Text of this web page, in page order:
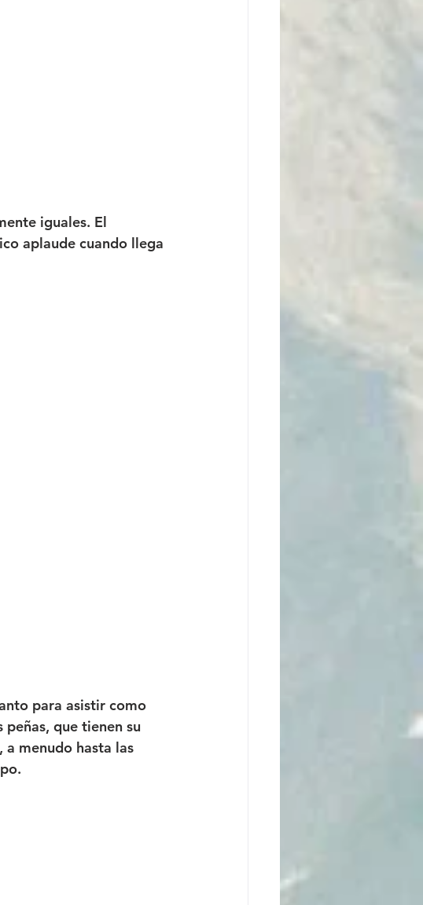
iguales. El
aplaude cuando llega
para asistir como
que tienen su
menudo hasta las